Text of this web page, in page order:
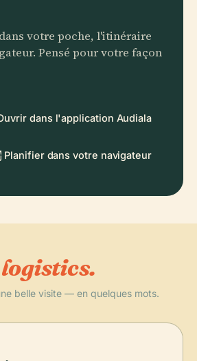
votre poche, l'itinéraire
Pensé pour votre façon
dans l'application Audiala
Planifier dans votre navigateur
logistics.
belle visite — en quelques mots.